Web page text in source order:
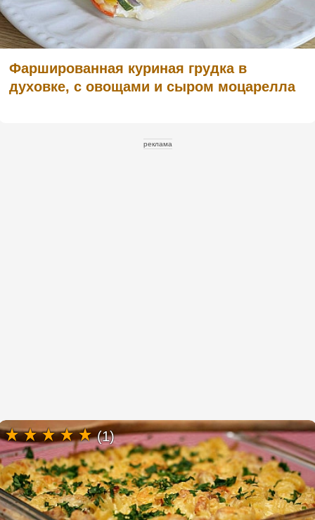
Фаршированная куриная грудка в
духовке, с овощами и сыром моцарелла
реклама
(1)